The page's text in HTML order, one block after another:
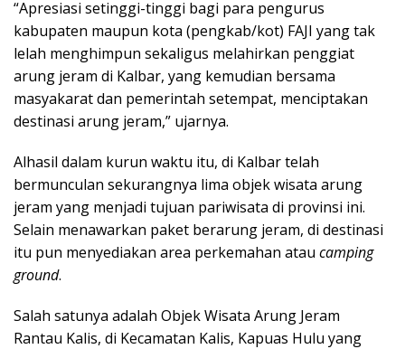
“Apresiasi setinggi-tinggi bagi para pengurus
kabupaten maupun kota (pengkab/kot) FAJI yang tak
lelah menghimpun sekaligus melahirkan penggiat
arung jeram di Kalbar, yang kemudian bersama
masyakarat dan pemerintah setempat, menciptakan
destinasi arung jeram,” ujarnya.
Alhasil dalam kurun waktu itu, di Kalbar telah
bermunculan sekurangnya lima objek wisata arung
jeram yang menjadi tujuan pariwisata di provinsi ini.
Selain menawarkan paket berarung jeram, di destinasi
itu pun menyediakan area perkemahan atau camping
ground.
Salah satunya adalah Objek Wisata Arung Jeram
Rantau Kalis, di Kecamatan Kalis, Kapuas Hulu yang